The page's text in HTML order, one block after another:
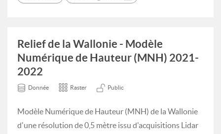
Relief de la Wallonie - Modèle
Numérique de Hauteur (MNH) 2021-
2022
Donnée Raster Public
Modèle Numérique de Hauteur (MNH) de la Wallonie
d'une résolution de 0,5 mètre issu d'acquisitions Lidar